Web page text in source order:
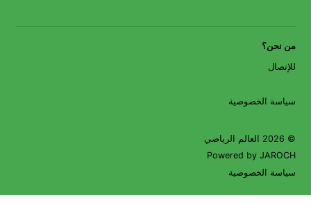
من نحن؟
للإتصال
سياسة الخصوصية
© 2026 العالم الرياضي
Powered by JAROCH
سياسة الخصوصية